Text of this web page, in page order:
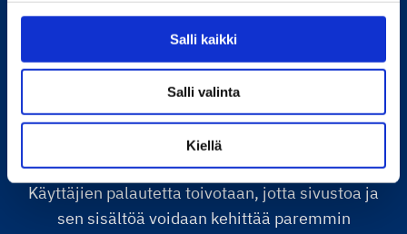
Salli kaikki
Salli valinta
Kiellä
taidejakulttuuri.fi
Palvelu on tuotettu yhteistyössä opetus- ja
kulttuuriministeriön sekä kulttuurialalta
tilastotietoa tuottavien organisaatioiden kanssa.
Sivusto on toistaiseksi kehitysvaiheessa.
Käyttäjien palautetta toivotaan, jotta sivustoa ja
sen sisältöä voidaan kehittää paremmin